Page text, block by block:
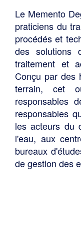
Le Memento
praticiens du
procédés et
des solutions
traitement et
Conçu par des
terrain, cet
responsables
responsables
les acteurs du
l'eau, aux
bureaux
de gestion des